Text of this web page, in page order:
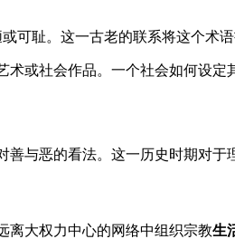
可耻。这一古老的联系将这个术
或社会作品。一个社会如何设定
与恶的看法。这一历史时期对于
离大权力中心的网络中组织宗教生